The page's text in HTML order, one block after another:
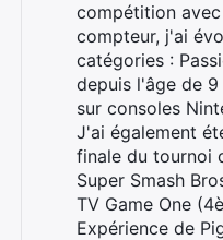
compétition
compteur, j'ai
catégories :
depuis l'âge de
sur consoles
J'ai également
finale du tournoi
Super Smash
TV Game One
Expérience de